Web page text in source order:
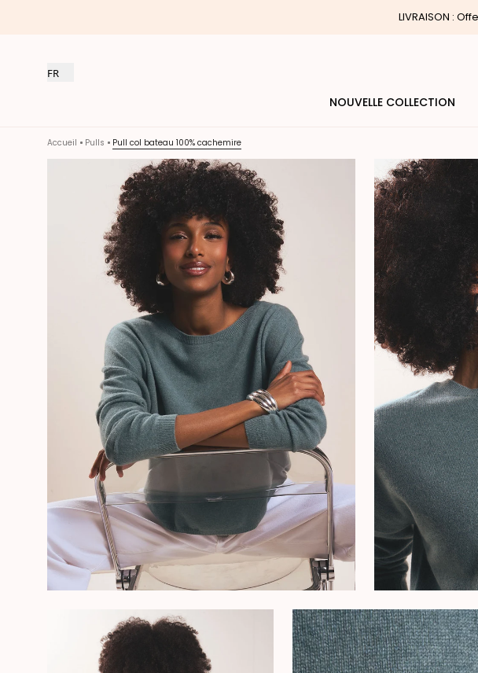
FR
NOUVELLE COLLECTION
Accueil Pulls Pull col bateau 100% cachemire